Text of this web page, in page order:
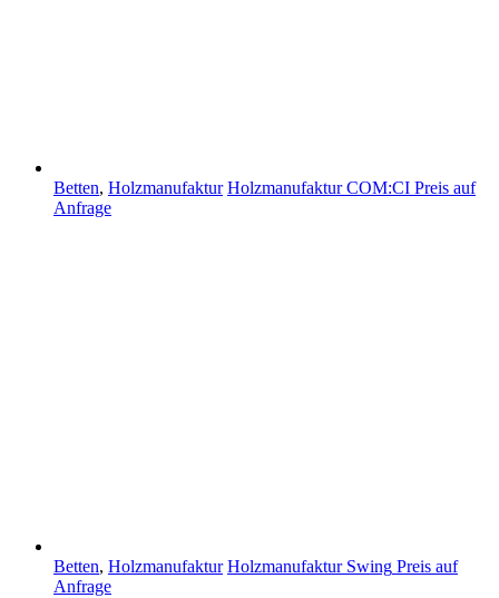
Betten, Holzmanufaktur Holzmanufaktur COM:CI Preis auf
Anfrage
Betten, Holzmanufaktur Holzmanufaktur Swing Preis auf
Anfrage